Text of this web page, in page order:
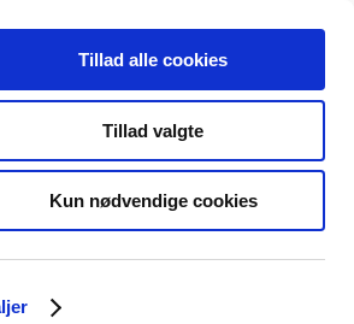
Tillad alle cookies
Tillad valgte
Kun nødvendige cookies